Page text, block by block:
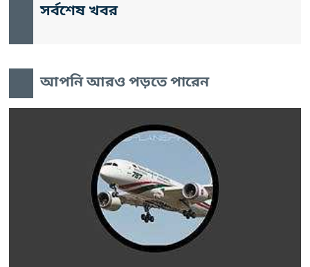
সর্বশেষ খবর
আপনি আরও পড়তে পারেন